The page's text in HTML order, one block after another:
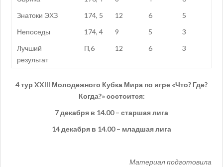
Знатоки ЭХЗ
174, 5 12 6
5
Непоседы
174, 4 9 5
3
Лучший
результат
П,6 12 6 3
4 тур XXIII Молодежного Кубка Мира по игре «Что? Где?
Когда?» состоится:
7 декабря в 14.00 – старшая лига
14 декабря в 14.00 – младшая лига
Материал подготовила